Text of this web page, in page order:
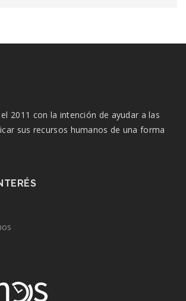
2011 con la intención de ayudar a las
sus recursos humanos de una forma